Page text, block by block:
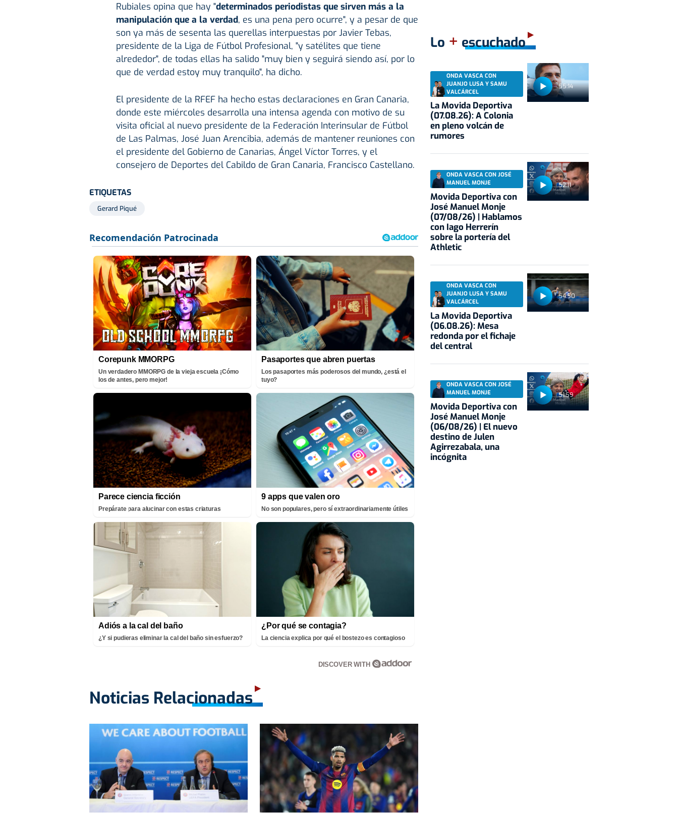
Rubiales opina que hay "determinados periodistas que sirven más a la
manipulación que a la verdad, es una pena pero ocurre", y a pesar de que
son ya más de sesenta las querellas interpuestas por Javier Tebas,
presidente de la Liga de Fútbol Profesional, "y satélites que tiene
alrededor", de todas ellas ha salido "muy bien y seguirá siendo así, por lo
que de verdad estoy muy tranquilo", ha dicho.
El presidente de la RFEF ha hecho estas declaraciones en Gran Canaria,
donde este miércoles desarrolla una intensa agenda con motivo de su
visita oficial al nuevo presidente de la Federación Interinsular de Fútbol
de Las Palmas, José Juan Arencibia, además de mantener reuniones con
el presidente del Gobierno de Canarias, Ángel Víctor Torres, y el
consejero de Deportes del Cabildo de Gran Canaria, Francisco Castellano.
ETIQUETAS
Gerard Piqué
Corepunk MMORPG
Un verdadero MMORPG de la vieja escuela ¡Cómo
los de antes, pero mejor!
Pasaportes que abren puertas
Los pasaportes más poderosos del mundo, ¿está el
tuyo?
Parece ciencia ficción
Prepárate para alucinar con estas criaturas
9 apps que valen oro
No son populares, pero sí extraordinariamente útiles
Adiós a la cal del baño
¿Y si pudieras eliminar la cal del baño sin esfuerzo?
¿Por qué se contagia?
La ciencia explica por qué el bostezo es contagioso
DISCOVER WITH
Noticias Relacionadas
Lo + escuchado
55:14
ONDA VASCA CON
JUANJO LUSA Y SAMU
VALCÁRCEL
La Movida Deportiva
(07.08.26): A Colonia
en pleno volcán de
rumores
52:11
ONDA VASCA CON JOSÉ
MANUEL MONJE
Movida Deportiva con
José Manuel Monje
(07/08/26) | Hablamos
con Iago Herrerín
sobre la portería del
Athletic
54:50
ONDA VASCA CON
JUANJO LUSA Y SAMU
VALCÁRCEL
La Movida Deportiva
(06.08.26): Mesa
redonda por el fichaje
del central
51:59
ONDA VASCA CON JOSÉ
MANUEL MONJE
Movida Deportiva con
José Manuel Monje
(06/08/26) | El nuevo
destino de Julen
Agirrezabala, una
incógnita